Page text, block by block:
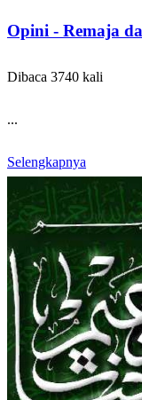
Opini - Remaja
Dibaca 3740 kali
...
Selengkapnya